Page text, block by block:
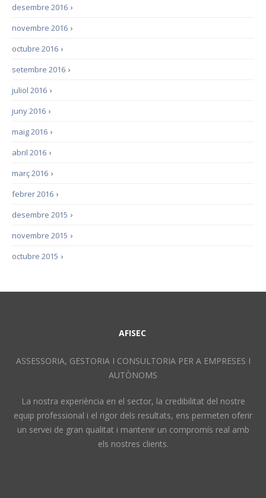
›
desembre 2016
›
novembre 2016
›
octubre 2016
›
setembre 2016
›
juliol 2016
›
juny 2016
›
maig 2016
›
abril 2016
›
març 2016
›
febrer 2016
›
desembre 2015
›
novembre 2015
›
octubre 2015
AFISEC
ASSESSORIA, GESTORIA I CONSULTORIA PER A EMPRESES I
AUTÒNOMS
La nostra experiència en el sector, la credibilitat del nostre
equip professional i el rigor dels resultats, ens permeten oferir
un servei de gran qualitat i mantenir un compromís real amb
els nostres clients.